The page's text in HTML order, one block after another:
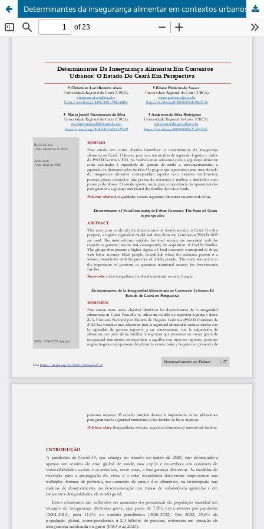
Determinantes da insegurança alimentar em contextos urbanos: O Estado do Ceará em perspectiva